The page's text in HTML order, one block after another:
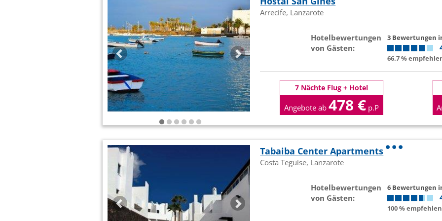
Arrecife, Lanzarote
Hotelbewertungen
von Gästen:
3 Bewertungen
66.7 %
7 Nächte Flug + Hotel
Angebote ab 478 € p.P
Tabaiba Center Apartments
Costa Teguise, Lanzarote
Hotelbewertungen
von Gästen:
6 Bewertungen
100 %